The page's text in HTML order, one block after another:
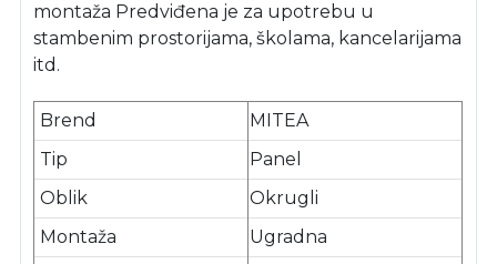
montaža Predviđena je za upotrebu u
stambenim prostorijama, školama, kancelarijama
itd.
Brend
MITEA
Tip
Panel
Oblik
Okrugli
Montaža
Ugradna